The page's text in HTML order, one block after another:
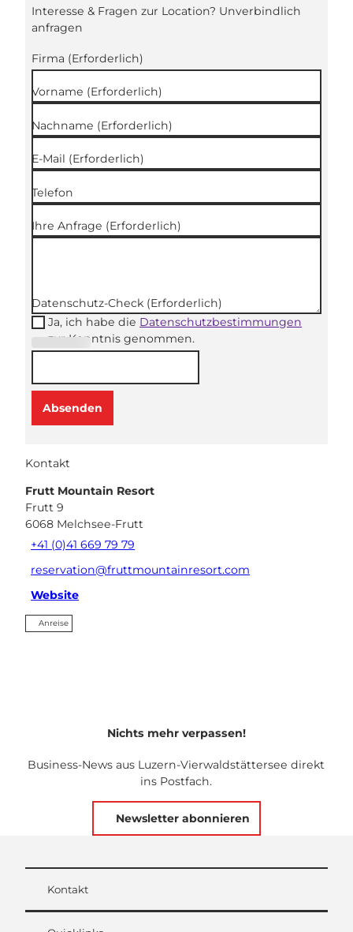
Interesse & Fragen zur Location? Unverbindlich
anfragen
Firma (Erforderlich)
Vorname (Erforderlich)
Nachname (Erforderlich)
E-Mail (Erforderlich)
Telefon
Ihre Anfrage (Erforderlich)
Datenschutz-Check (Erforderlich)
Ja, ich habe die Datenschutzbestimmungen
zur Kenntnis genommen.
Absenden
Kontakt
Frutt Mountain Resort
Frutt 9
6068 Melchsee-Frutt
+41 (0)41 669 79 79
reservation@fruttmountainresort.com
Website
Anreise
Nichts mehr verpassen!
Business-News aus Luzern-Vierwaldstättersee direkt
ins Postfach.
Newsletter abonnieren
Kontakt